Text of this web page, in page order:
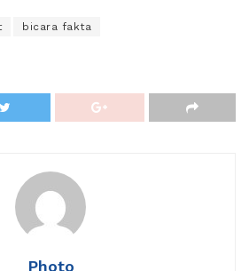
bicara fakta
Photo